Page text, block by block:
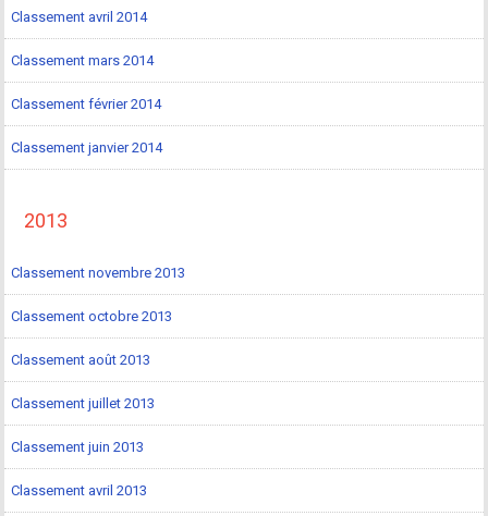
Classement avril 2014
Classement mars 2014
Classement février 2014
Classement janvier 2014
2013
Classement novembre 2013
Classement octobre 2013
Classement août 2013
Classement juillet 2013
Classement juin 2013
Classement avril 2013